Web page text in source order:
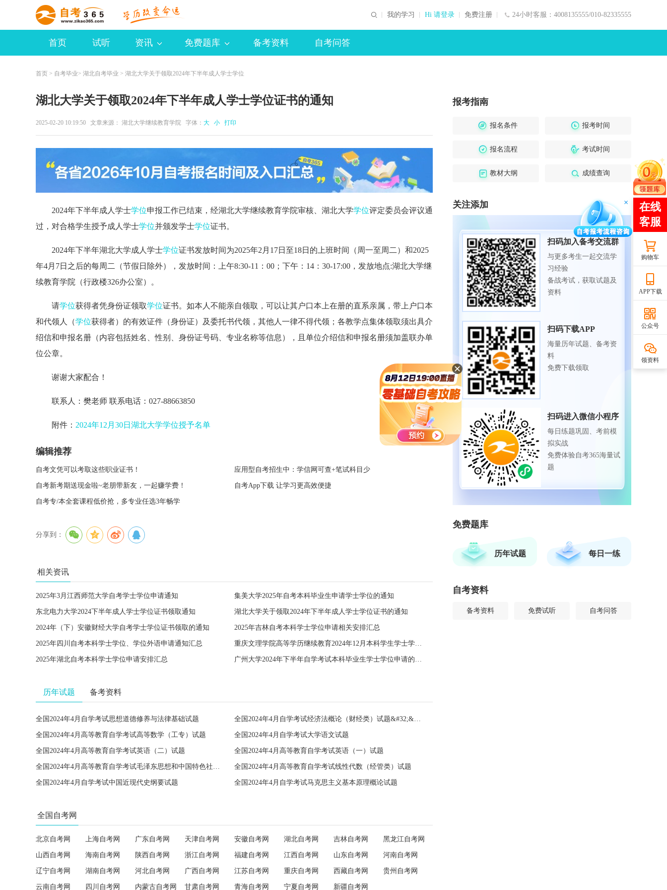
24小时客服：4008135555/010-82335555
我的学习 Hi 请登录 免费注册
首页 试听 资讯 免费题库 备考资料 自考问答
首页 > 自考毕业> 湖北自考毕业 > 湖北大学关于领取2024年下半年成人学士学位
湖北大学关于领取2024年下半年成人学士学位证书的通知
2025-02-20 10:19:50 文章来源： 湖北大学继续教育学院 字体： 大 小 打印
2024年下半年成人学士学位申报工作已结束，经湖北大学继续教育学院审核、湖北大学学位评定委员会评议通
过，对合格学生授予成人学士学位并颁发学士学位证书。
2024年下半年湖北大学成人学士学位证书发放时间为2025年2月17日至18日的上班时间（周一至周二）和2025
年4月7日之后的每周二（节假日除外），发放时间：上午8:30-11：00；下午：14：30-17:00，发放地点:湖北大学继
续教育学院（行政楼326办公室）。
请学位获得者凭身份证领取学位证书。如本人不能亲自领取，可以让其户口本上在册的直系亲属，带上户口本
和代领人（学位获得者）的有效证件（身份证）及委托书代领，其他人一律不得代领；各教学点集体领取须出具介
绍信和申报名册（内容包括姓名、性别、身份证号码、专业名称等信息），且单位介绍信和申报名册须加盖联办单
位公章。
谢谢大家配合！
联系人：樊老师 联系电话：027-88663850
附件： 2024年12月30日湖北大学学位授予名单
编辑推荐
自考文凭可以考取这些职业证书！ 应用型自考招生中：学信网可查+笔试科目少
自考新考期送现金啦~老朋带新友，一起赚学费！ 自考App下载 让学习更高效便捷
自考专/本全套课程低价抢，多专业任选3年畅学
分享到：
相关资讯
2025年3月江西师范大学自考学士学位申请通知 集美大学2025年自考本科毕业生申请学士学位的通知
东北电力大学2024下半年成人学士学位证书领取通知 湖北大学关于领取2024年下半年成人学士学位证书的通知
2024年（下）安徽财经大学自考学士学位证书领取的通知 2025年吉林自考本科学士学位申请相关安排汇总
2025年四川自考本科学士学位、学位外语申请通知汇总 重庆文理学院高等学历继续教育2024年12月本科学生学士学位申请材料受理及相关工作安排的通知
2025年湖北自考本科学士学位申请安排汇总 广州大学2024年下半年自学考试本科毕业生学士学位申请的通知
历年试题 备考资料
全国2024年4月自学考试思想道德修养与法律基础试题 全国2024年4月自学考试经济法概论（财经类）试题&#32;&#32;
全国2024年4月高等教育自学考试高等数学（工专）试题 全国2024年4月自学考试大学语文试题
全国2024年4月高等教育自学考试英语（二）试题 全国2024年4月高等教育自学考试英语（一）试题
全国2024年4月高等教育自学考试毛泽东思想和中国特色社会主义理论体系概论试题 全国2024年4月高等教育自学考试线性代数（经管类）试题
全国2024年4月自学考试中国近现代史纲要试题 全国2024年4月自学考试马克思主义基本原理概论试题
全国自考网
北京自考网 上海自考网 广东自考网 天津自考网 安徽自考网 湖北自考网 吉林自考网 黑龙江自考网
山西自考网 海南自考网 陕西自考网 浙江自考网 福建自考网 江西自考网 山东自考网 河南自考网
辽宁自考网 湖南自考网 河北自考网 广西自考网 江苏自考网 重庆自考网 西藏自考网 贵州自考网
云南自考网 四川自考网 内蒙古自考网 甘肃自考网 青海自考网 宁夏自考网 新疆自考网
报考指南
报名条件 报考时间
报名流程 考试时间
教材大纲 成绩查询
关注添加
扫码加入备考交流群
与更多考生一起交流学
习经验
备战考试，获取试题及
资料
扫码下载APP
海量历年试题、备考资
料
免费下载领取
扫码进入微信小程序
每日练题巩固、考前模
拟实战
免费体验自考365海量试
题
免费题库
历年试题 每日一练
自考资料
备考资料 免费试听 自考问答
购物车
APP下载
公众号
领资料